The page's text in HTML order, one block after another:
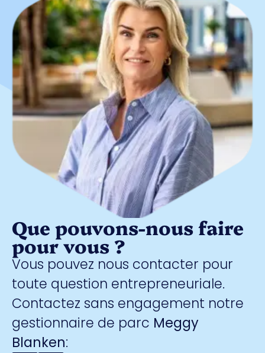
Que pouvons-nous faire
pour vous ?
Vous pouvez nous contacter pour
toute question entrepreneuriale.
Contactez sans engagement notre
gestionnaire de parc Meggy
Blanken: